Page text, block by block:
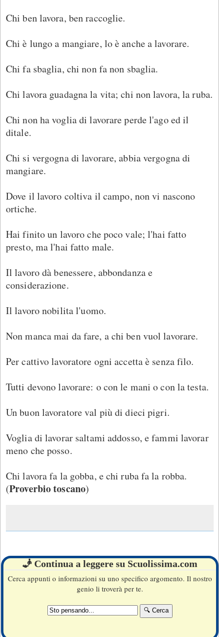
Chi ben lavora, ben raccoglie.
Chi è lungo a mangiare, lo è anche a lavorare.
Chi fa sbaglia, chi non fa non sbaglia.
Chi lavora guadagna la vita; chi non lavora, la ruba.
Chi non ha voglia di lavorare perde l'ago ed il
ditale.
Chi si vergogna di lavorare, abbia vergogna di
mangiare.
Dove il lavoro coltiva il campo, non vi nascono
ortiche.
Hai finito un lavoro che poco vale; l'hai fatto
presto, ma l'hai fatto male.
Il lavoro dà benessere, abbondanza e
considerazione.
Il lavoro nobilita l'uomo.
Non manca mai da fare, a chi ben vuol lavorare.
Per cattivo lavoratore ogni accetta è senza filo.
Tutti devono lavorare: o con le mani o con la testa.
Un buon lavoratore val più di dieci pigri.
Voglia di lavorar saltami addosso, e fammi lavorar
meno che posso.
Chi lavora fa la gobba, e chi ruba fa la robba.
(Proverbio toscano)
🧞 Continua a leggere su Scuolissima.com
Cerca appunti o informazioni su uno specifico argomento. Il nostro
genio li troverà per te.